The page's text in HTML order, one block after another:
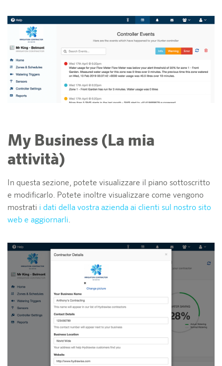
My Business (La mia
attività)
In questa sezione, potete visualizzare il piano sottoscritto
e modificarlo. Potete inoltre visualizzare come vengono
mostrati i dati della vostra azienda ai clienti sul nostro sito
web e aggiornarli.